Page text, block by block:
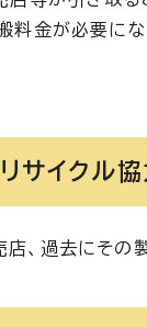
料金が必要にな
リサイクル
、過去にその